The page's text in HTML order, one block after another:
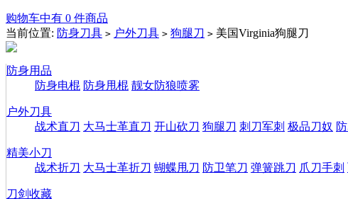
购物车中有 0 件商品
当前位置: 防身刀具 > 户外刀具 > 狗腿刀 > 美国Virginia狗腿刀
防身用品
防身电棍 防身甩棍 靓女防狼喷雾
户外刀具
战术直刀 大马士革直刀 开山砍刀 狗腿刀 刺刀军刺 极品刀奴
精美小刀
战术折刀 大马士革折刀 蝴蝶甩刀 防卫笔刀 弹簧跳刀 爪刀手刺
刀剑收藏